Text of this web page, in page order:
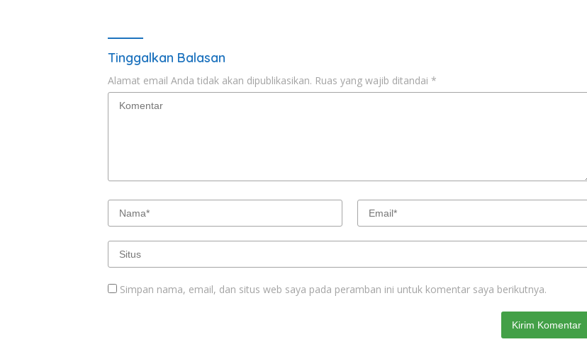
Tinggalkan Balasan
Alamat email Anda tidak akan dipublikasikan. Ruas yang wajib ditandai *
Simpan nama, email, dan situs web saya pada peramban ini untuk komentar saya berikutnya.